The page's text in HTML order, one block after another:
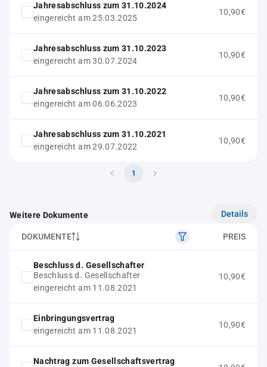
Jahresabschluss zum 31.10.2024
eingereicht am 25.03.2025
10,90€
Jahresabschluss zum 31.10.2023
eingereicht am 30.07.2024
10,90€
Jahresabschluss zum 31.10.2022
eingereicht am 06.06.2023
10,90€
Jahresabschluss zum 31.10.2021
eingereicht am 29.07.2022
10,90€
1
Weitere Dokumente Details
DOKUMENTE PREIS
Beschluss d. Gesellschafter
Beschluss d. Gesellschafter
eingereicht am 11.08.2021
10,90€
Einbringungsvertrag
eingereicht am 11.08.2021
10,90€
Nachtrag zum Gesellschaftsvertrag